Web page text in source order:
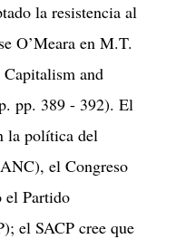
la resistencia al
O’Meara en M.T.
and
pp. 389 - 392). El
la política del
el Congreso
el Partido
el SACP cree que